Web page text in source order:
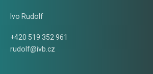
Ivo Rudolf
+420 519 352 961
rudolf@ivb.cz